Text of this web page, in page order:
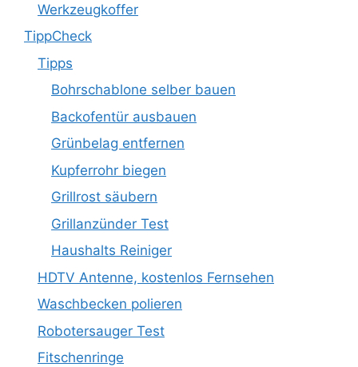
Werkzeugkoffer
TippCheck
Tipps
Bohrschablone selber bauen
Backofentür ausbauen
Grünbelag entfernen
Kupferrohr biegen
Grillrost säubern
Grillanzünder Test
Haushalts Reiniger
HDTV Antenne, kostenlos Fernsehen
Waschbecken polieren
Robotersauger Test
Fitschenringe